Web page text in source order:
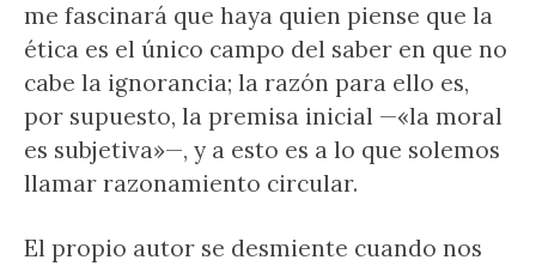
me fascinará que haya quien piense que la
ética es el único campo del saber en que no
cabe la ignorancia; la razón para ello es,
por supuesto, la premisa inicial —«la moral
es subjetiva»—, y a esto es a lo que solemos
llamar razonamiento circular.
El propio autor se desmiente cuando nos